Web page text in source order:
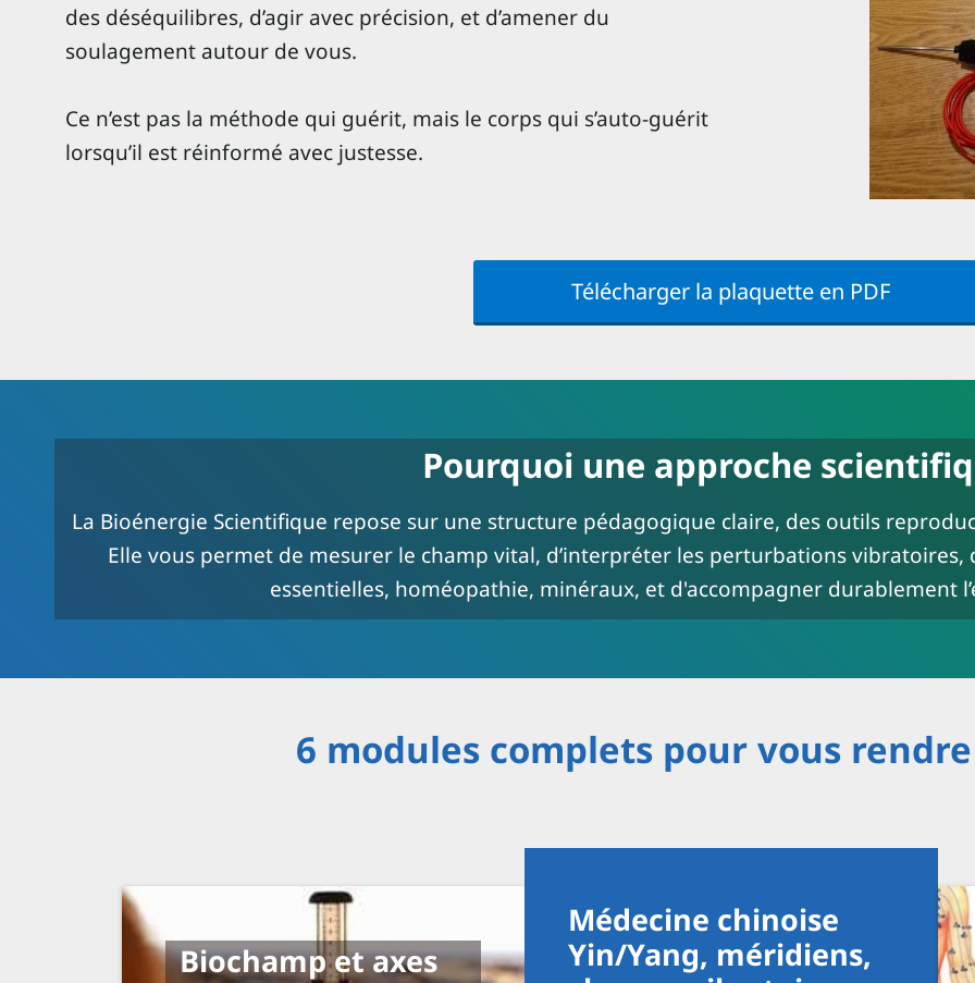
des déséquilibres, d’agir avec précision, et d’amener du
soulagement autour de vous.
Ce n’est pas la méthode qui guérit, mais le corps qui s’auto-guérit
lorsqu’il est réinformé avec justesse.
Télécharger la plaquette en PDF
Pourquoi une approche
La Bioénergie Scientifique repose sur une structure pédagogique claire, des outils
Elle vous permet de mesurer le champ vital, d’interpréter les perturbations
essentielles, homéopathie, minéraux, et d'accompagner durablement
6 modules complets pour vous
Biochamp et axes
Médecine chinoise
Yin/Yang, méridiens,